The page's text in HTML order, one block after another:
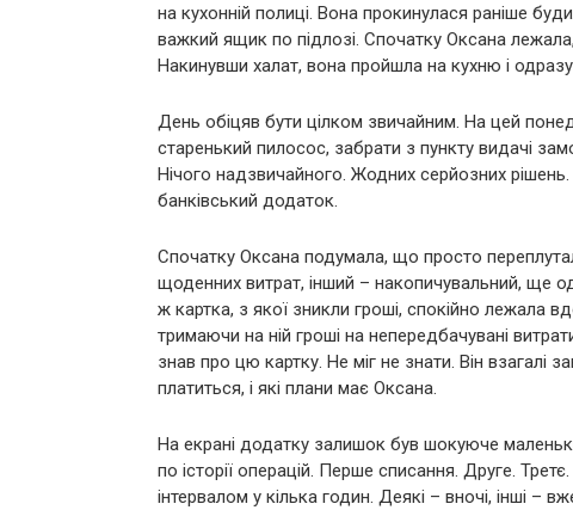
на кухонній полиці. Вона прокинулася раніше
важкий ящик по підлозі. Спочатку Оксана
Накинувши халат, вона пройшла на кухню і
День обіцяв бути цілком звичайним. На цей
старенький пилосос, забрати з пункту видачі
Нічого надзвичайного. Жодних серйозних
банківський додаток.
Спочатку Оксана подумала, що просто
щоденних витрат, інший – накопичувальний, ще
ж картка, з якої зникли гроші, спокійно лежала
тримаючи на ній гроші на непередбачувані
знав про цю картку. Не міг не знати. Він
платиться, і які плани має Оксана.
На екрані додатку залишок був шокуюче
по історії операцій. Перше списання. Друге.
інтервалом у кілька годин. Деякі – вночі, інші –